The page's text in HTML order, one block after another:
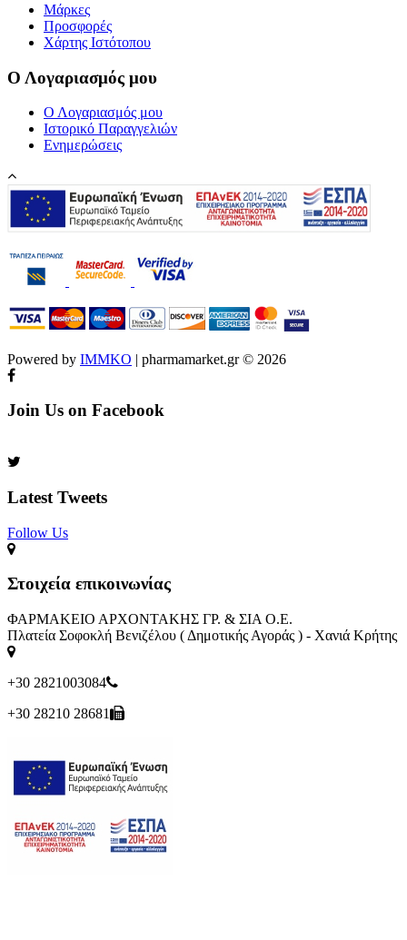
Μάρκες
Προσφορές
Χάρτης Ιστότοπου
Ο Λογαριασμός μου
Ο Λογαριασμός μου
Ιστορικό Παραγγελιών
Ενημερώσεις
Powered by IMMKO | pharmamarket.gr © 2026
Join Us on Facebook
Latest Tweets
Follow Us​
Στοιχεία επικοινωνίας
ΦΑΡΜΑΚΕΙΟ ΑΡΧΟΝΤΑΚΗΣ ΓΡ. & ΣΙΑ Ο.Ε.
Πλατεία Σοφοκλή Βενιζέλου ( Δημοτικής Αγοράς ) - Χανιά Κρήτης
+30 2821003084
+30 28210 28681